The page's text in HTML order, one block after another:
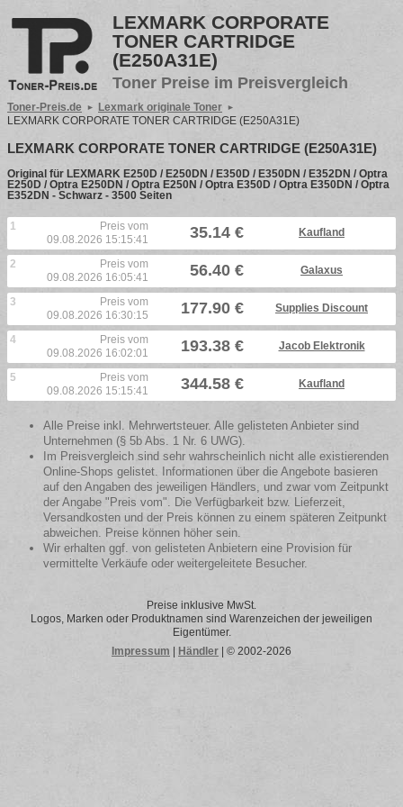
LEXMARK CORPORATE
TONER CARTRIDGE
(E250A31E)
Toner Preise im Preisvergleich
Toner-Preis.de
Lexmark originale Toner
LEXMARK CORPORATE TONER CARTRIDGE (E250A31E)
LEXMARK CORPORATE TONER CARTRIDGE (E250A31E)
Original für LEXMARK E250D / E250DN / E350D / E350DN / E352DN / Optra
E250D / Optra E250DN / Optra E250N / Optra E350D / Optra E350DN / Optra
E352DN - Schwarz - 3500 Seiten
1
Preis vom
09.08.2026 15:15:41
35.14 € Kaufland
2
Preis vom
09.08.2026 16:05:41
56.40 € Galaxus
3
Preis vom
09.08.2026 16:30:15
177.90 € Supplies Discount
4
Preis vom
09.08.2026 16:02:01
193.38 € Jacob Elektronik
5
Preis vom
09.08.2026 15:15:41
344.58 € Kaufland
Alle Preise inkl. Mehrwertsteuer. Alle gelisteten Anbieter sind
Unternehmen (§ 5b Abs. 1 Nr. 6 UWG).
Im Preisvergleich sind sehr wahrscheinlich nicht alle existierenden
Online-Shops gelistet. Informationen über die Angebote basieren
auf den Angaben des jeweiligen Händlers, und zwar vom Zeitpunkt
der Angabe "Preis vom". Die Verfügbarkeit bzw. Lieferzeit,
Versandkosten und der Preis können zu einem späteren Zeitpunkt
abweichen. Preise können höher sein.
Wir erhalten ggf. von gelisteten Anbietern eine Provision für
vermittelte Verkäufe oder weitergeleitete Besucher.
Preise inklusive MwSt.
Logos, Marken oder Produktnamen sind Warenzeichen der jeweiligen
Eigentümer.
Impressum
Händler | © 2002-2026